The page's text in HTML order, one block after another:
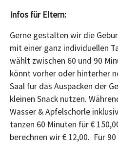
Infos für Eltern:
Gerne gestalten wir die
mit einer ganz individuellen
wählt zwischen 60 und 90
könnt vorher oder hinterher
Saal für das Auspacken der
kleinen Snack nutzen.
Wasser & Apfelschorle
tanzen 60 Minuten für €
berechnen wir € 12,00. Für